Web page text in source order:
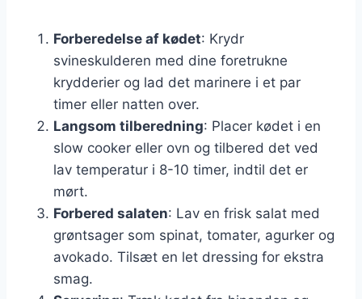
Forberedelse af kødet: Krydr
svineskulderen med dine foretrukne
krydderier og lad det marinere i et par
timer eller natten over.
Langsom tilberedning: Placer kødet i en
slow cooker eller ovn og tilbered det ved
lav temperatur i 8-10 timer, indtil det er
mørt.
Forbered salaten: Lav en frisk salat med
grøntsager som spinat, tomater, agurker og
avokado. Tilsæt en let dressing for ekstra
smag.